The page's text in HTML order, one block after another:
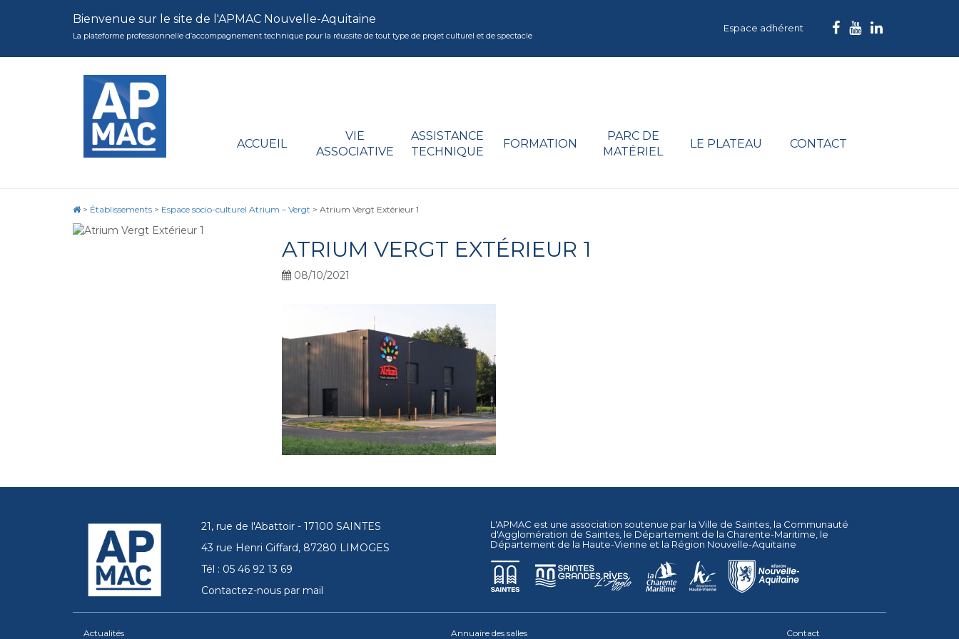
Bienvenue sur le site de l'APMAC Nouvelle-Aquitaine
La plateforme professionnelle d’accompagnement technique pour la réussite de tout type de projet culturel et de spectacle
Espace adhérent
ACCUEIL
VIE
ASSOCIATIVE
ASSISTANCE
TECHNIQUE
FORMATION
PARC DE
MATÉRIEL
LE PLATEAU CONTACT
> Établissements > Espace socio-culturel Atrium – Vergt > Atrium Vergt Extérieur 1
ATRIUM VERGT EXTÉRIEUR 1
08/10/2021
21, rue de l'Abattoir - 17100 SAINTES
43 rue Henri Giffard, 87280 LIMOGES
Tél : 05 46 92 13 69
Contactez-nous par mail
L'APMAC est une association soutenue par la Ville de Saintes , la Communauté
d'Agglomération de Saintes , le Département de la Charente-Maritime , le
Département de la Haute-Vienne et la Région Nouvelle-Aquitaine
Actualités Annuaire des salles Contact